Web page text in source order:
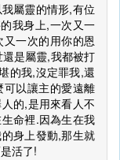
屬靈的情形,有位
我身上,一次又一
一次的用你的恩
是屬靈,我都被打
的我,沒定罪我,還
以讓主的愛遠離
的,是用來看人不
命裡.因為生在我
身上發動,那生就
活了!